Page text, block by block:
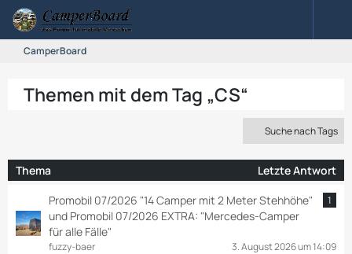
CamperBoard
Themen mit dem Tag „CS“
Suche nach Tags
Thema
Letzte Antwort
Promobil 07/2026 "14 Camper mit 2 Meter Stehhöhe"
und Promobil 07/2026 EXTRA: "Mercedes-Camper
für alle Fälle"
1
fuzzy-baer 3. August 2026 um 14:09